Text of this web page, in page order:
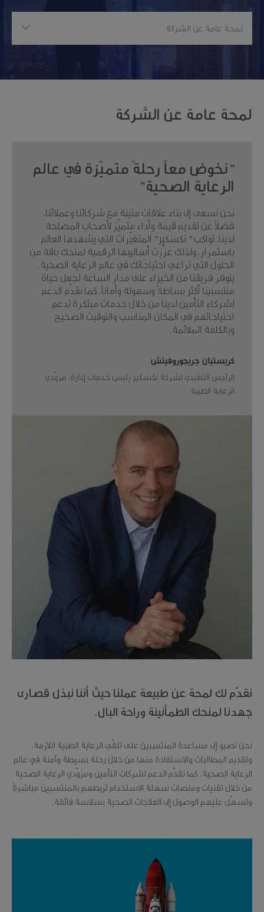
لمحة عامة عن الشركة
لمحة عامة عن الشركة
"نخوض معاً رحلةً متميّزة في عالم
الرعاية الصحية"
نحن نسعى إلى بناء علاقات متينة مع شركائنا وعملائنا،
فضلاً عن تقديم قيمة وأداء متميّز لأصحاب المصلحة
لدينا. تواكب " نكسكير" المتغيّرات التي يشهدها العالم
باستمرار، ولذلك عزّزت أساليبها الرقمية لمنحك باقة من
الحلول التي تراعي احتياجاتك في عالم الرعاية الصحية.
يتوفر فريقنا من الخبراء على مدار الساعة لجعل حياة
منتسبينا أكثر بساطةً وسهولة وأماناً. كما نقدّم الدعم
لشركاء التأمين لدينا من خلال خدمات مبتكرة تدعم
احتياجاتهم في المكان المناسب والتوقيت الصحيح
وبالكلفة الملائمة.
كريستيان جريجوروفيتش
الرئيس التنفيذي لشركة نكسكير رئيس خدمات إدارة، مزوّدي
الرعاية الطبية
نقدّم لك لمحة عن طبيعة عملنا حيث أننا نبذل قصارى
جهدنا لمنحك الطمأنينة وراحة البال.
نحن نصبو إلى مساعدة المنتسبين على تلقّي الرعاية الطبية اللازمة،
وتقديم المطالبات والاستفادة منها من خلال رحلة بسيطة وآمنة في عالم
الرعاية الصحية. كما نقدّم الدعم لشركات التأمين ومزوّدي الرعاية الصحية
من خلال تقنيات ومنصات سهلة الاستخدام تربطهم بالمنتسبين مباشرةً
وتسهّل عليهم الوصول إلى العلاجات الصحية بسلاسة فائقة.